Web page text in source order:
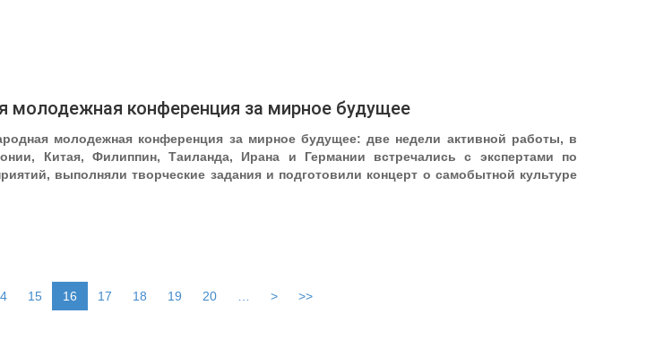
молодежная конференция за мирное будущее
молодежная конференция за мирное будущее: две недели активной работы, в
Китая, Филиппин, Таиланда, Ирана и Германии встречались с экспертами по
выполняли творческие задания и подготовили концерт о самобытной культуре
15 16 17 18 19 20 … > >>